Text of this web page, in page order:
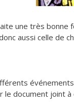
une très bonne
aussi celle de
le document joint à